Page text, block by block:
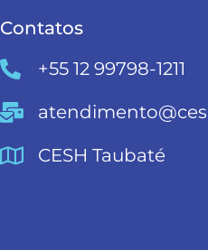
Contatos
+55 12 99798-1211
CESH Taubaté